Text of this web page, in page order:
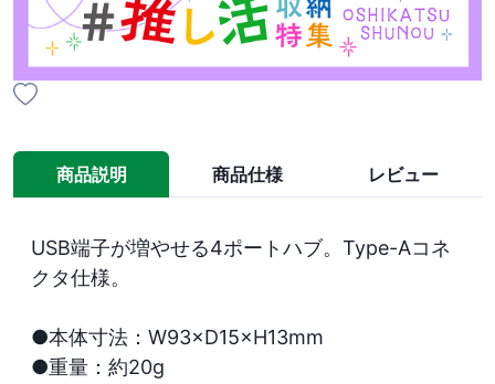
商品説明 商品仕様 レビュー
USB端子が増やせる4ポートハブ。Type-Aコネ
クタ仕様。
●本体寸法：W93×D15×H13mm
●重量：約20g